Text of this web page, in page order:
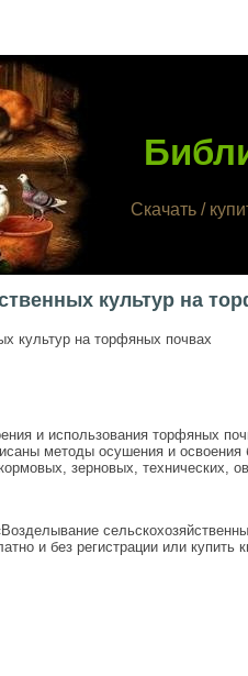
Скачать /
культур на
культур на торфяных почвах
и использования торфяных
методы осушения и освоения
зерновых, технических,
и без регистрации или купить